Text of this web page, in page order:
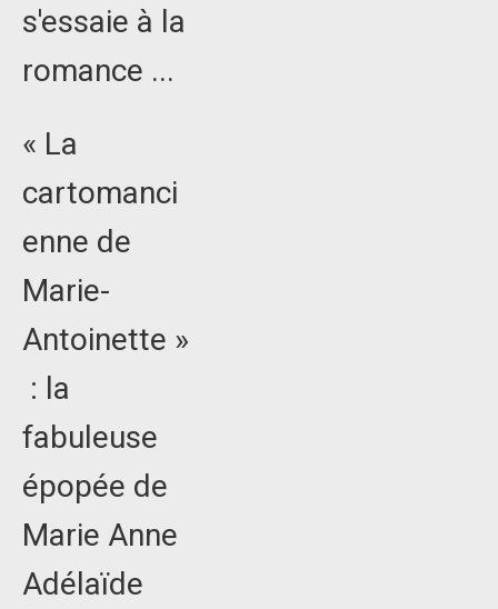
s'essaie à la
romance ...
« La
cartomanci
enne de
Marie-
Antoinette »
: la
fabuleuse
épopée de
Marie Anne
Adélaïde